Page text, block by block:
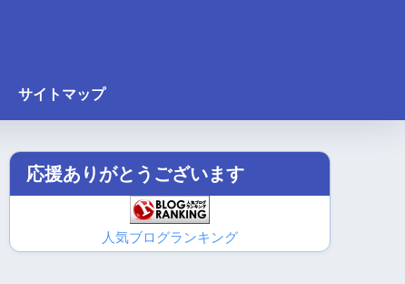
サイトマップ
応援ありがとうございます
人気ブログランキング